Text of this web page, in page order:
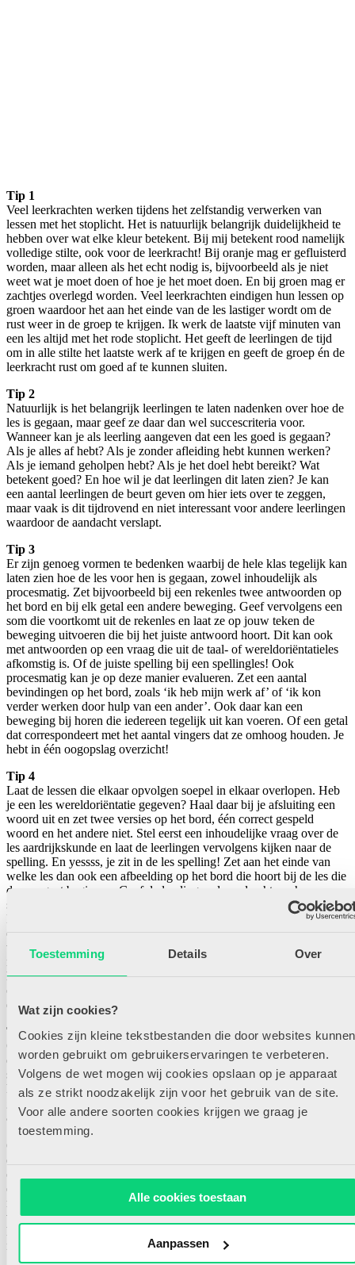
Toestemming Details Over
Wat zijn cookies?
Cookies zijn kleine tekstbestanden die door websites kunnen
worden gebruikt om gebruikerservaringen te verbeteren.
Volgens de wet mogen wij cookies opslaan op je apparaat
als ze strikt noodzakelijk zijn voor het gebruik van de site.
Voor alle andere soorten cookies krijgen we graag je
toestemming.
Alle cookies toestaan
Aanpassen
Tip 1
Veel leerkrachten werken tijdens het zelfstandig verwerken van
lessen met het stoplicht. Het is natuurlijk belangrijk duidelijkheid te
hebben over wat elke kleur betekent. Bij mij betekent rood namelijk
volledige stilte, ook voor de leerkracht! Bij oranje mag er gefluisterd
worden, maar alleen als het echt nodig is, bijvoorbeeld als je niet
weet wat je moet doen of hoe je het moet doen. En bij groen mag er
zachtjes overlegd worden. Veel leerkrachten eindigen hun lessen op
groen waardoor het aan het einde van de les lastiger wordt om de
rust weer in de groep te krijgen. Ik werk de laatste vijf minuten van
een les altijd met het rode stoplicht. Het geeft de leerlingen de tijd
om in alle stilte het laatste werk af te krijgen en geeft de groep én de
leerkracht rust om goed af te kunnen sluiten.
Tip 2
Natuurlijk is het belangrijk leerlingen te laten nadenken over hoe de
les is gegaan, maar geef ze daar dan wel succescriteria voor.
Wanneer kan je als leerling aangeven dat een les goed is gegaan?
Als je alles af hebt? Als je zonder afleiding hebt kunnen werken?
Als je iemand geholpen hebt? Als je het doel hebt bereikt? Wat
betekent goed? En hoe wil je dat leerlingen dit laten zien? Je kan
een aantal leerlingen de beurt geven om hier iets over te zeggen,
maar vaak is dit tijdrovend en niet interessant voor andere leerlingen
waardoor de aandacht verslapt.
Tip 3
Er zijn genoeg vormen te bedenken waarbij de hele klas tegelijk kan
laten zien hoe de les voor hen is gegaan, zowel inhoudelijk als
procesmatig. Zet bijvoorbeeld bij een rekenles twee antwoorden op
het bord en bij elk getal een andere beweging. Geef vervolgens een
som die voortkomt uit de rekenles en laat ze op jouw teken de
beweging uitvoeren die bij het juiste antwoord hoort. Dit kan ook
met antwoorden op een vraag die uit de taal- of wereldoriëntatieles
afkomstig is. Of de juiste spelling bij een spellingles! Ook
procesmatig kan je op deze manier evalueren. Zet een aantal
bevindingen op het bord, zoals ‘ik heb mijn werk af’ of ‘ik kon
verder werken door hulp van een ander’. Ook daar kan een
beweging bij horen die iedereen tegelijk uit kan voeren. Of een getal
dat correspondeert met het aantal vingers dat ze omhoog houden. Je
hebt in één oogopslag overzicht!
Tip 4
Laat de lessen die elkaar opvolgen soepel in elkaar overlopen. Heb
je een les wereldoriëntatie gegeven? Haal daar bij je afsluiting een
woord uit en zet twee versies op het bord, één correct gespeld
woord en het andere niet. Stel eerst een inhoudelijke vraag over de
les aardrijkskunde en laat de leerlingen vervolgens kijken naar de
spelling. En yessss, je zit in de les spelling! Zet aan het einde van
welke les dan ook een afbeelding op het bord die hoort bij de les die
daarna gaat beginnen. Geef de leerlingen de opdracht om hun
spullen op te ruimen terwijl ze in hun groepje mogen praten over de
kijkvraag die op het bord naast de afbeelding staat. Hier krijgen ze
een minuut de tijd voor waarna jij met een signaal de aandacht weer
vraagt en het nieuwe onderwerp is al geïntroduceerd! Deel terwijl je
nog pratend de vorige les afsluit iets uit wat de leerlingen nodig
hebben om te starten met de volgende les. Op de kaartjes staat een
opdracht, woord, tekst, plaatje waar ze vervolgens iets mee moeten
doen dat betrekking heeft op de volgende les.
Tip 5
Ga je na een les naar buiten of pakken de leerlingen hun eten en
drinken? Stel een afsluitende vraag over je les, ga zelf bij de deur
staan en laat de leerlingen een rij vormen en pas door naar buiten of
hun eten en drinken pakken als ze jou een goed antwoord hebben
gegeven. Hier raad ik je wel aan vragen te stellen waarbij meerdere
antwoorden goed zijn. Bij een aardrijkskundeles een vraag als
‘Noem een hoofdstad in Europa’ liever dan ‘Wat is de hoofdstad van
Oostenrijk?’ En ja, dan mogen ze een antwoord gebruiken dat ze
een klasgenoot horen geven. Je kan ook alle leerlingen laten zitten
op hun plek, het antwoord op hun wisbordje laten schrijven en bij
een duim van jou mogen ze door naar buiten. Of zet een
meerkeuzevraag op het bord met de verschillende antwoorden in
verschillende kleuren, corresponderend met de potloden die ze
hebben. Juiste potlood omhoog? Duim van de leerkracht en door
naar het speelplein!